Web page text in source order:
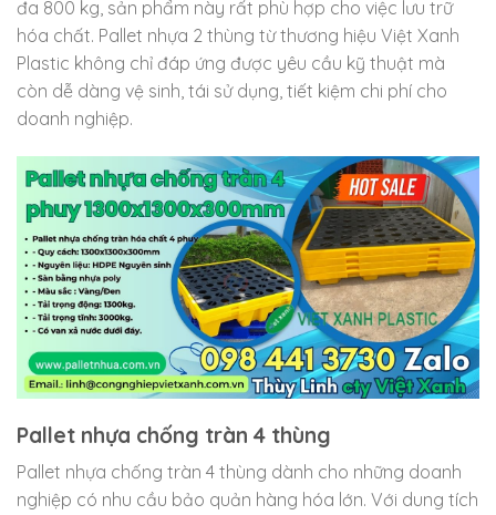
đa 800 kg, sản phẩm này rất phù hợp cho việc lưu trữ
hóa chất. Pallet nhựa 2 thùng từ thương hiệu Việt Xanh
Plastic không chỉ đáp ứng được yêu cầu kỹ thuật mà
còn dễ dàng vệ sinh, tái sử dụng, tiết kiệm chi phí cho
doanh nghiệp.
Pallet nhựa chống tràn 4 thùng
Pallet nhựa chống tràn 4 thùng dành cho những doanh
nghiệp có nhu cầu bảo quản hàng hóa lớn. Với dung tích